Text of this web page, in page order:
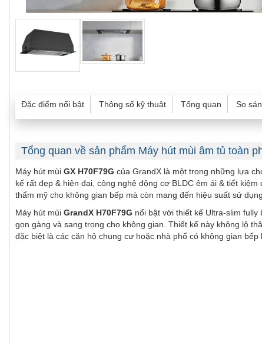
Đặc điểm nổi bật Thông số kỹ thuật Tổng quan So
Tổng quan về sản phẩm Máy hút mùi âm tủ toàn
Máy hút mùi GX H70F79G của GrandX là một trong những lựa
kế rất đẹp & hiện đại, công nghệ động cơ BLDC êm ái & tiết
thẩm mỹ cho không gian bếp mà còn mang đến hiệu suất sử
Máy hút mùi GrandX H70F79G nổi bật với thiết kế Ultra-slim
gọn gàng và sang trọng cho không gian. Thiết kế này không lộ
đặc biệt là các căn hộ chung cư hoặc nhà phố có không gian bếp